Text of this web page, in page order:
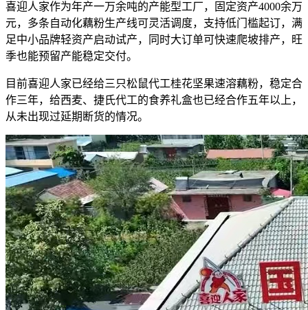
喜迎人家作为年产一万余吨的产能型工厂，固定资产4000余万
元，多条自动化藕粉生产线可灵活调度，支持低门槛起订，满
足中小品牌轻资产启动试产，同时大订单可快速爬坡排产，旺
季也能预留产能稳定交付。
目前喜迎人家已经给三只松鼠代工桂花坚果速溶藕粉，稳定合
作三年，给西麦、捷氏代工的食养礼盒也已经合作五年以上，
从未出现过延期断货的情况。